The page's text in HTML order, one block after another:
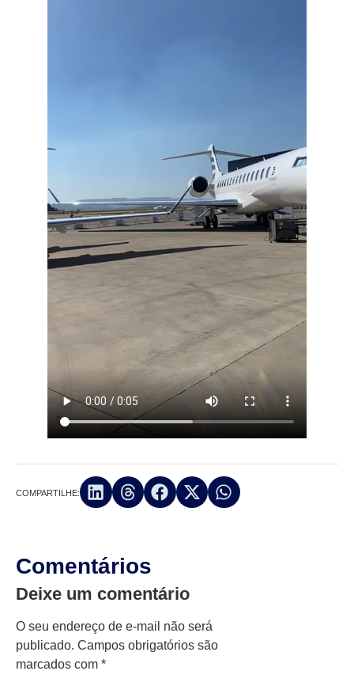
COMPARTILHE:
Comentários
Deixe um comentário
O seu endereço de e-mail não será
publicado. Campos obrigatórios são
marcados com *